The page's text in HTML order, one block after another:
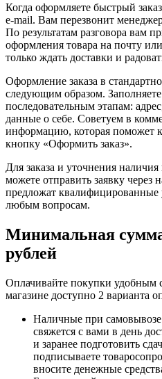
Когда оформляете быстрый
e-mail. Вам перезвонит
По результатам разговора вам
оформления товара на почту
только ждать доставки и
Оформление заказа в
следующим образом.
последовательным этапам:
данные о себе. Советуем в
информацию, которая поможет
кнопку «Оформить заказ».
Для заказа и уточнения
можете отправить заявку
предложат квалифицированные
любым вопросам.
Минимальная сумма
рублей
Оплачивайте покупки удобным
магазине доступно 2 варианта
Наличные при
свяжется с вами в день
и заранее подготовить
подписываете
вносите денежные